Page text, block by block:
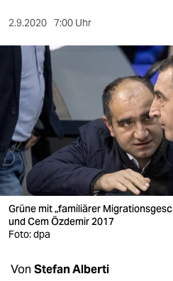
sport
berlin
nord
wahrheit
verlag
verlag
shop
2.9.2020 7:00 Uhr
Grüne mit „familiärer
und Cem Özdemir 2017
Foto: dpa
Von Stefan Alberti